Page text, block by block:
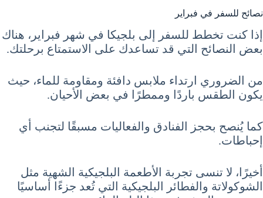
نصائح للسفر في فبراير
إذا كنت تخطط للسفر إلى بلجيكا في شهر فبراير، هناك
بعض النصائح التي قد تساعدك على الاستمتاع برحلتك.
من الضروري ارتداء ملابس دافئة ومقاومة للماء، حيث
يكون الطقس باردًا وممطرًا في بعض الأحيان.
كما يُنصح بحجز الفنادق والفعاليات مسبقًا لتجنب أي
إحباطات.
أخيرًا، لا تنسى تجربة الأطعمة البلجيكية الشهية مثل
الشوكولاتة والفطائر البلجيكية التي تُعد جزءًا أساسيًا